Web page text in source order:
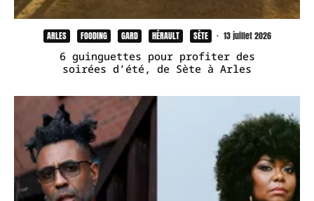
ARLES FOODING GARD HÉRAULT SÈTE · 13 juillet 2026
6 guinguettes pour profiter des
soirées d’été, de Sète à Arles